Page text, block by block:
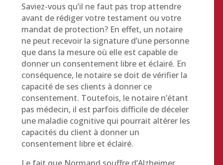
Saviez-vous qu’il ne faut pas trop attendre
avant de rédiger votre testament ou votre
mandat de protection? En effet, un notaire
ne peut recevoir la signature d’une personne
que dans la mesure où elle est capable de
donner un consentement libre et éclairé. En
conséquence, le notaire se doit de vérifier la
capacité de ses clients à donner ce
consentement. Toutefois, le notaire n’étant
pas médecin, il est parfois difficile de déceler
une maladie cognitive qui pourrait altérer les
capacités du client à donner un
consentement libre et éclairé.